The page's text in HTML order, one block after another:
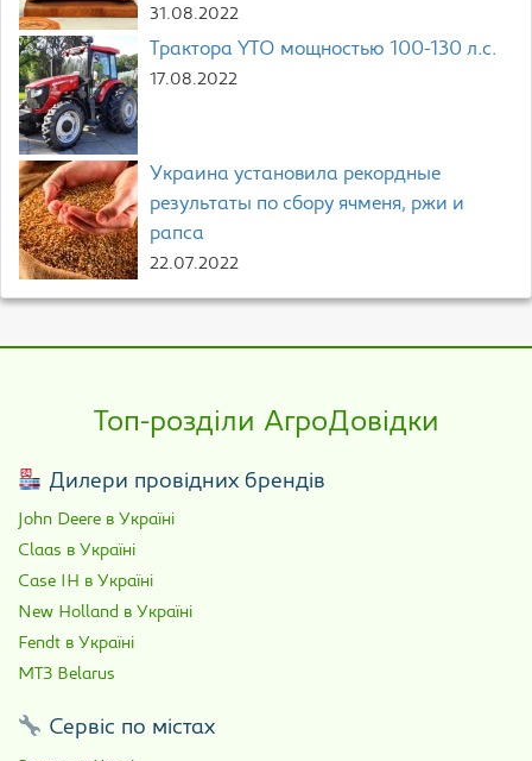
31.08.2022
Трактора YTO мощностью 100-130 л.с.
17.08.2022
Украина установила рекордные
результаты по сбору ячменя, ржи и
рапса
22.07.2022
Топ-розділи АгроДовідки
Дилери провідних брендів
John Deere в Україні
Claas в Україні
Case IH в Україні
New Holland в Україні
Fendt в Україні
МТЗ Belarus
Сервіс по містах